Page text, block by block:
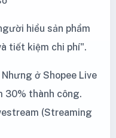
hiểu sản phẩm
tiết kiệm chi phí".
ở Shopee Live
30% thành công.
(Streaming